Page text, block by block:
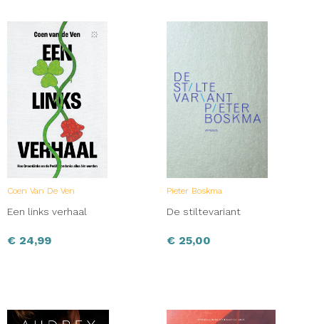
Coen Van De Ven
Een links verhaal
€ 24,99
Pieter Boskma
De stiltevariant
€ 25,00